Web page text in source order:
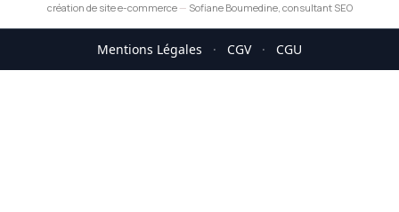
création de site e-commerce— Sofiane Boumedine, consultant SEO
Mentions Légales · CGV · CGU